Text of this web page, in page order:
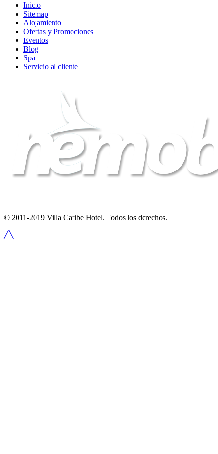
Inicio
Sitemap
Alojamiento
Ofertas y Promociones
Eventos
Blog
Spa
Servicio al cliente
© 2011-2019 Villa Caribe Hotel. Todos los derechos.
╱╲